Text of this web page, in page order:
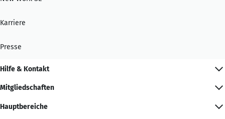
Karriere
Presse
Hilfe & Kontakt
Mitgliedschaften
Hauptbereiche